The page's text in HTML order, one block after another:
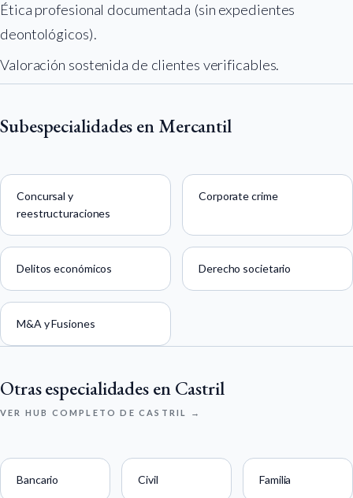
Ética profesional documentada (sin expedientes
deontológicos).
Valoración sostenida de clientes verificables.
Subespecialidades en Mercantil
Concursal y
reestructuraciones
Corporate crime
Delitos económicos Derecho societario
M&A y Fusiones
Otras especialidades en Castril
VER HUB COMPLETO DE CASTRIL →
Bancario Civil Familia